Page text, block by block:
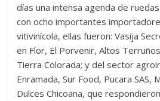
días una intensa agenda de
con ocho importantes
vitivinícola, ellas fueron: Vasija
en Flor, El Porvenir, Altos
Tierra Colorada; y del sector
Enramada, Sur Food, Pucara SAS,
Dulces Chicoana, que